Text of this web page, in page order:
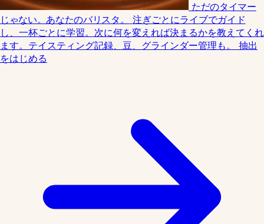
ただのタイマー
じゃない。あなたのバリスタ。
注ぎごとにライブでガイド
し、一杯ごとに学習。次に何を変えれば決まるかを教えてくれ
ます。テイスティング記録、豆、グラインダー管理も。
抽出
をはじめる